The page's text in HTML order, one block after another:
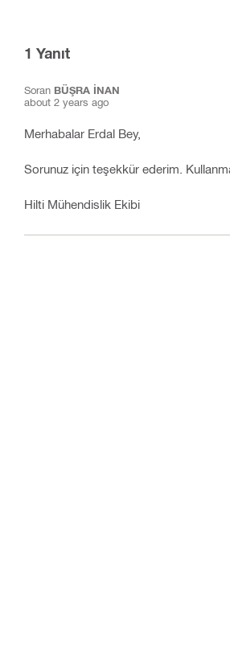
1 Yanıt
Soran BÜŞRA İNAN
about 2 years ago
Merhabalar Erdal Bey,
Sorunuz için teşekkür ederim.
Hilti Mühendislik Ekibi